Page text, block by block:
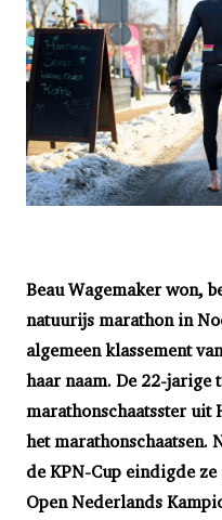
Beau Wagemaker won,
natuurijs marathon in
algemeen klassement
haar naam. De 22-jarige
marathonschaatsster uit
het marathonschaatsen.
de KPN-Cup eindigde
Open Nederlands